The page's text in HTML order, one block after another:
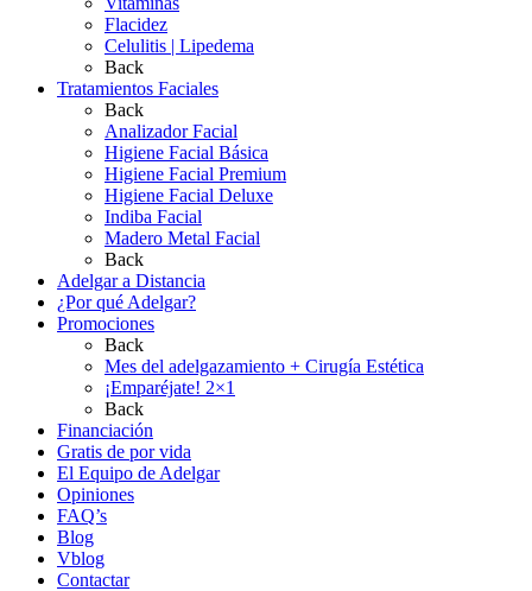
Flacidez
Celulitis | Lipedema
Back
Tratamientos Faciales
Back
Analizador Facial
Higiene Facial Básica
Higiene Facial Premium
Higiene Facial Deluxe
Indiba Facial
Madero Metal Facial
Back
Adelgar a Distancia
¿Por qué Adelgar?
Promociones
Back
Mes del adelgazamiento + Cirugía Estética
¡Emparéjate! 2×1
Back
Financiación
Gratis de por vida
El Equipo de Adelgar
Opiniones
FAQ’s
Blog
Vblog
Contactar